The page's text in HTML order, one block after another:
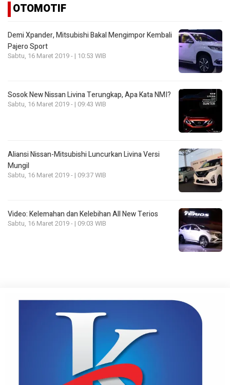
OTOMOTIF
Demi Xpander, Mitsubishi Bakal Mengimpor Kembali
Pajero Sport
Sabtu, 16 Maret 2019 - | 10:53 WIB
Sosok New Nissan Livina Terungkap, Apa Kata NMI?
Sabtu, 16 Maret 2019 - | 09:43 WIB
Aliansi Nissan-Mitsubishi Luncurkan Livina Versi
Mungil
Sabtu, 16 Maret 2019 - | 09:37 WIB
Video: Kelemahan dan Kelebihan All New Terios
Sabtu, 16 Maret 2019 - | 09:03 WIB